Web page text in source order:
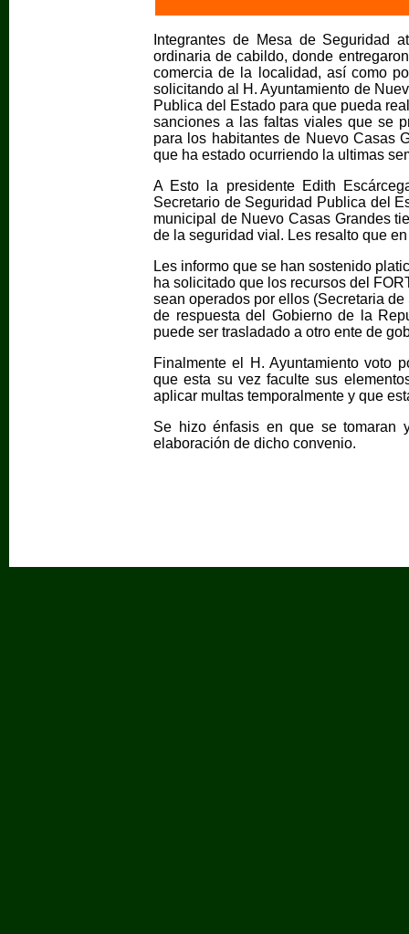
Integrantes de Mesa de Seguridad
ordinaria de cabildo, donde
comercia de la localidad, así como
solicitando al H. Ayuntamiento de
Publica del Estado para que pueda
sanciones a las faltas viales que se
para los habitantes de Nuevo Casas
que ha estado ocurriendo la ultimas
A Esto la presidente Edith
Secretario de Seguridad Publica del
municipal de Nuevo Casas Grandes
de la seguridad vial. Les resalto que
Les informo que se han sostenido
ha solicitado que los recursos del
sean operados por ellos (Secretaria
de respuesta del Gobierno de la
puede ser trasladado a otro ente de
Finalmente el H. Ayuntamiento voto
que esta su vez faculte sus
aplicar multas temporalmente y que
Se hizo énfasis en que se tomaran
elaboración de dicho convenio.